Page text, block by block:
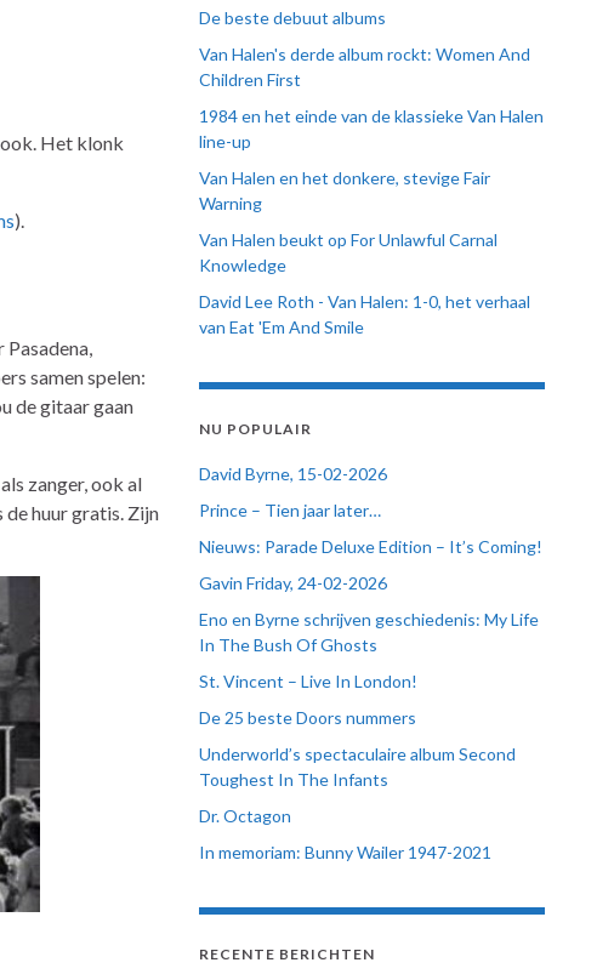
Het klonk
).
samen spelen:
de gitaar gaan
zanger, ook al
de huur gratis. Zijn
De beste debuut albums
Van Halen's derde album rockt: Women And
Children First
1984 en het einde van de klassieke Van Halen
line-up
Van Halen en het donkere, stevige Fair
Warning
Van Halen beukt op For Unlawful Carnal
Knowledge
David Lee Roth - Van Halen: 1-0, het verhaal
van Eat 'Em And Smile
NU POPULAIR
David Byrne, 15-02-2026
Prince – Tien jaar later…
Nieuws: Parade Deluxe Edition – It’s Coming!
Gavin Friday, 24-02-2026
Eno en Byrne schrijven geschiedenis: My Life
In The Bush Of Ghosts
St. Vincent – Live In London!
De 25 beste Doors nummers
Underworld’s spectaculaire album Second
Toughest In The Infants
Dr. Octagon
In memoriam: Bunny Wailer 1947-2021
RECENTE BERICHTEN